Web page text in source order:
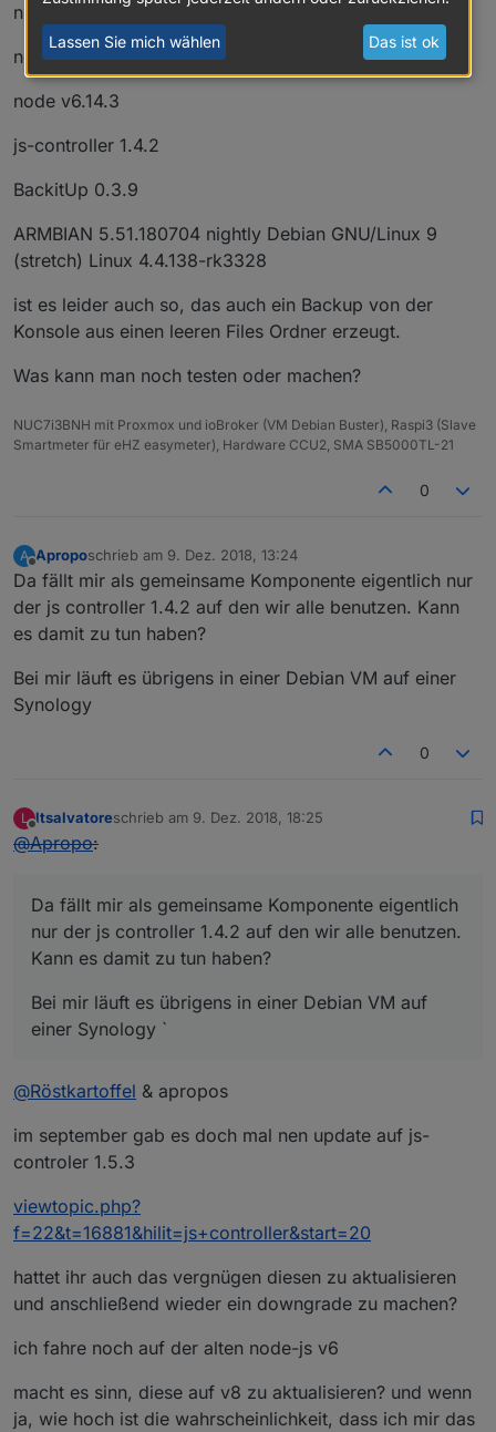
npm 3.10.10
nodejs v6.14.3
node v6.14.3
js-controller 1.4.2
BackitUp 0.3.9
ARMBIAN 5.51.180704 nightly Debian GNU/Linux 9
(stretch) Linux 4.4.138-rk3328
ist es leider auch so, das auch ein Backup von der
Konsole aus einen leeren Files Ordner erzeugt.
Was kann man noch testen oder machen?
NUC7i3BNH mit Proxmox und ioBroker (VM Debian Buster), Raspi3 (Slave
Smartmeter für eHZ easymeter), Hardware CCU2, SMA SB5000TL-21
0
A
Offline
Aproposchrieb am 9. Dez. 2018, 13:24
zuletzt editiert von
Da fällt mir als gemeinsame Komponente eigentlich nur
der js controller 1.4.2 auf den wir alle benutzen. Kann
es damit zu tun haben?
Bei mir läuft es übrigens in einer Debian VM auf einer
Synology
0
L
Offline
ltsalvatoreschrieb am 9. Dez. 2018, 18:25
zuletzt editiert von
@Apropo:
Da fällt mir als gemeinsame Komponente eigentlich
nur der js controller 1.4.2 auf den wir alle benutzen.
Kann es damit zu tun haben?
Bei mir läuft es übrigens in einer Debian VM auf
einer Synology `
@Röstkartoffel & apropos
im september gab es doch mal nen update auf js-
controler 1.5.3
viewtopic.php?
f=22&t=16881&hilit=js+controller&start=20
hattet ihr auch das vergnügen diesen zu aktualisieren
und anschließend wieder ein downgrade zu machen?
ich fahre noch auf der alten node-js v6
macht es sinn, diese auf v8 zu aktualisieren? und wenn
ja, wie hoch ist die wahrscheinlichkeit, dass ich mir das
Lassen Sie mich wählen Das ist ok